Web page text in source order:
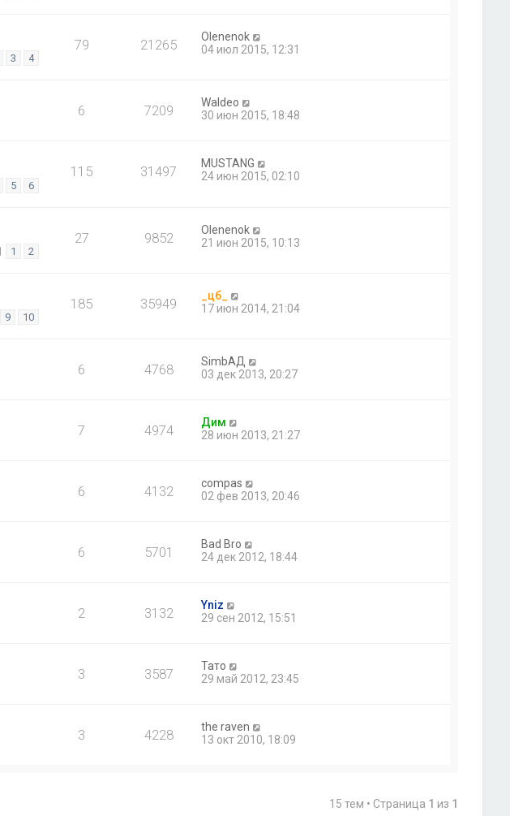
3 4
79 21265
Olenenok
04 июл 2015, 12:31
6 7209
Waldeo
30 июн 2015, 18:48
5 6
115 31497
MUSTANG
24 июн 2015, 02:10
1 2
27 9852
Olenenok
21 июн 2015, 10:13
9 10
185 35949
_цб_
17 июн 2014, 21:04
6 4768
SimbАД
03 дек 2013, 20:27
7 4974
Дим
28 июн 2013, 21:27
6 4132
compas
02 фев 2013, 20:46
6 5701
Bad Bro
24 дек 2012, 18:44
2 3132
Yniz
29 сен 2012, 15:51
3 3587
Тато
29 май 2012, 23:45
3 4228
the raven
13 окт 2010, 18:09
15 тем • Страница 1 из 1